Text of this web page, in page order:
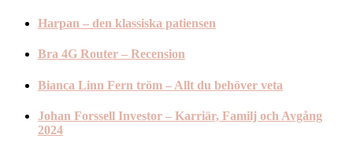
Harpan – den klassiska patiensen
Bra 4G Router – Recension
Bianca Linn Fern tröm – Allt du behöver veta
Johan Forssell Investor – Karriär, Familj och Avgång
2024